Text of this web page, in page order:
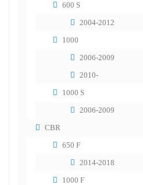
600 S
2004-2012
1000
2006-2009
2010-
1000 S
2006-2009
CBR
650 F
2014-2018
1000 F